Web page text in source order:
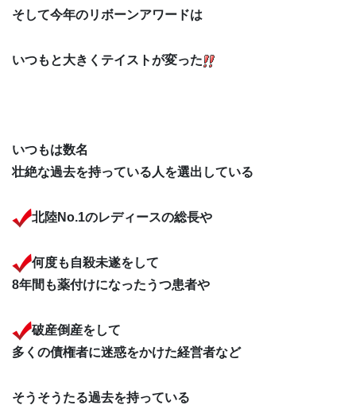
そして今年のリボーンアワードは
いつもと大きくテイストが変った
いつもは数名
壮絶な過去を持っている人を選出している
北陸No.1のレディースの総長や
何度も自殺未遂をして
8年間も薬付けになったうつ患者や
破産倒産をして
多くの債権者に迷惑をかけた経営者など
そうそうたる過去を持っている